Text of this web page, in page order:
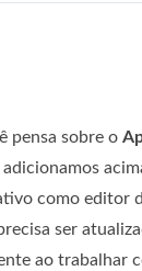
pensa sobre o
como editor
ser
ao trabalhar